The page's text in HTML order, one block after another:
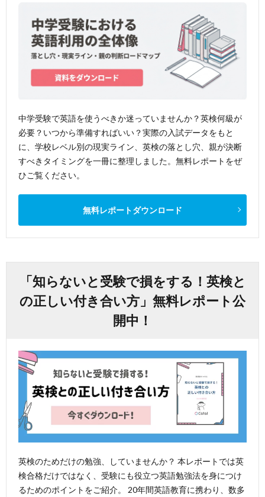
中学受験で英語を使うべきか迷っていませんか？英検何級が
必要？いつから準備すればいい？実際の入試データをもと
に、学校レベル別の現実ライン、英検の落とし穴、親が決断
すべきタイミングを一冊に整理しました。無料レポートをぜ
ひご覧ください。
無料レポートダウンロード
「知らないと受験で損をする！英検と
の正しい付き合い方」無料レポート公
開中！
英検のためだけの勉強、していませんか？ 本レポートでは英
検合格だけではなく、受験にも役立つ英語勉強法を身につけ
るためのポイントをご紹介。 20年間英語教育に携わり、数多